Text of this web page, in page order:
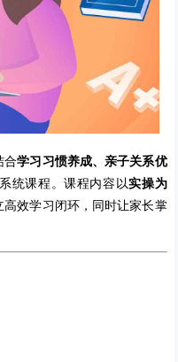
合学习习惯养成、亲子关系优
统课程。课程内容以实操为
高效学习闭环，同时让家长掌